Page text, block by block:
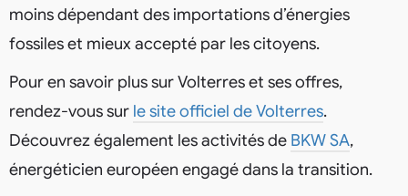
moins dépendant des importations d’énergies
fossiles et mieux accepté par les citoyens.
Pour en savoir plus sur Volterres et ses offres,
rendez-vous sur le site officiel de Volterres.
Découvrez également les activités de BKW SA,
énergéticien européen engagé dans la transition.